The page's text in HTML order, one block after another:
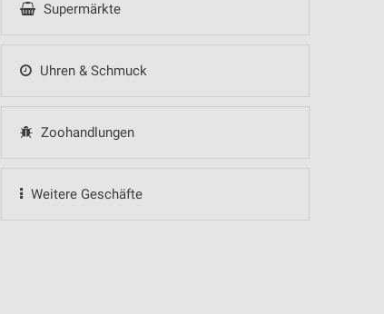
Supermärkte
Uhren & Schmuck
Zoohandlungen
Weitere Geschäfte